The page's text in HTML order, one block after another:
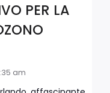
PER LA
am